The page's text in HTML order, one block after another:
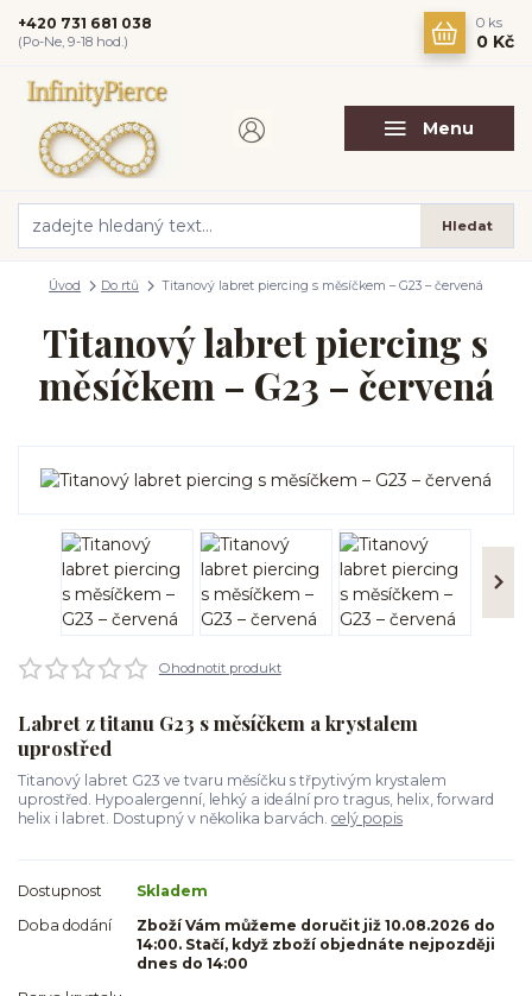
Menu
Hledat
+420 731 681 038
(Po-Ne, 9-18 hod.)
0 ks
0 Kč
Úvod Do rtů Titanový labret piercing s měsíčkem – G23 – červená
Titanový labret piercing s
měsíčkem – G23 – červená
Ohodnotit produkt
Labret z titanu G23 s měsíčkem a krystalem
uprostřed
Titanový labret G23 ve tvaru měsíčku s třpytivým krystalem
uprostřed. Hypoalergenní, lehký a ideální pro tragus, helix, forward
helix i labret. Dostupný v několika barvách. celý popis
Dostupnost
Skladem
Doba dodání
Zboží Vám můžeme doručit již 10.08.2026 do
14:00. Stačí, když zboží objednáte nejpozději
dnes do 14:00